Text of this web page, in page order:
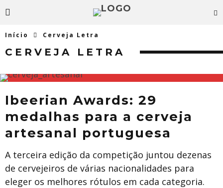
Início Cerveja Letra
CERVEJA LETRA
Ibeerian Awards: 29
medalhas para a cerveja
artesanal portuguesa
A terceira edição da competição juntou dezenas
de cervejeiros de várias nacionalidades para
eleger os melhores rótulos em cada categoria.